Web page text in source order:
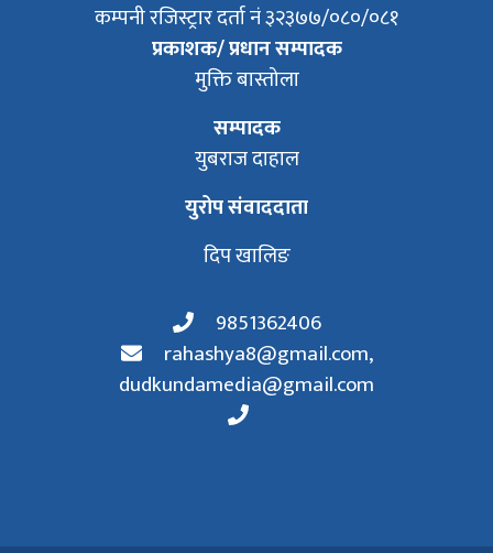
कम्पनी रजिस्ट्रार दर्ता नं ३२३७७/०८०/०८१
प्रकाशक/ प्रधान सम्पादक
मुक्ति बास्तोला
सम्पादक
युबराज दाहाल
युरोप संवाददाता
दिप खालिङ
9851362406
rahashya8@gmail.com,
dudkundamedia@gmail.com